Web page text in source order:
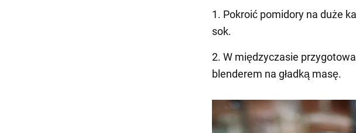
1. Pokroić pomidory na duże
sok.
2. W międzyczasie
blenderem na gładką masę.